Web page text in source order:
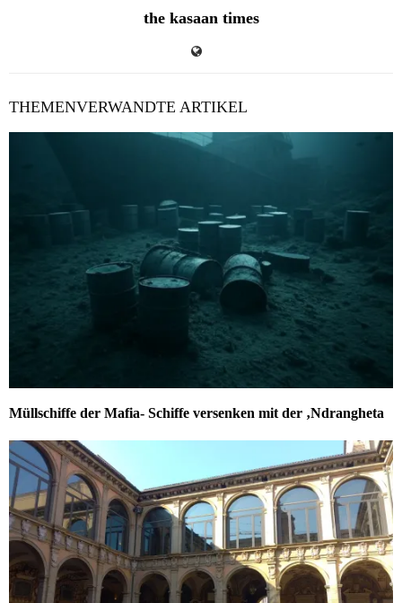
the kasaan times
THEMENVERWANDTE ARTIKEL
Müllschiffe der Mafia- Schiffe versenken mit der ‚Ndrangheta